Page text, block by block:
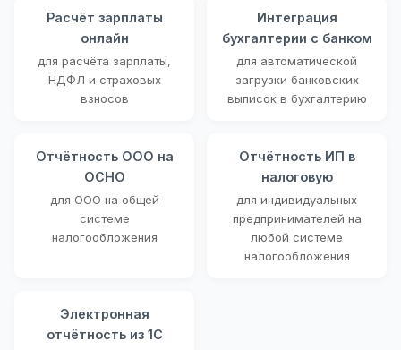
Расчёт зарплаты
онлайн
для расчёта зарплаты,
НДФЛ и страховых
взносов
Интеграция
бухгалтерии с банком
для автоматической
загрузки банковских
выписок в бухгалтерию
Отчётность ООО на
ОСНО
для ООО на общей
системе
налогообложения
Отчётность ИП в
налоговую
для индивидуальных
предпринимателей на
любой системе
налогообложения
Электронная
отчётность из 1С